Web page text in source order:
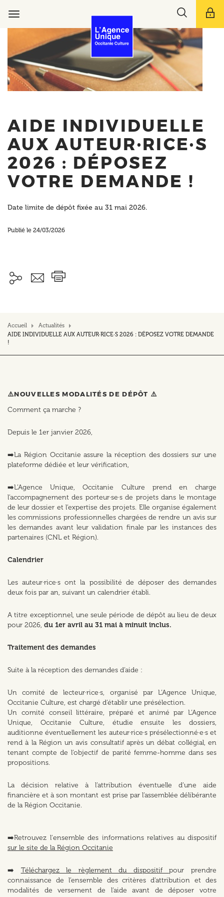
Toggle
bar
AIDE INDIVIDUELLE
AUX AUTEUR·RICE·S
2026 : DÉPOSEZ
VOTRE DEMANDE !
Date limite de dépôt fixée au 31 mai 2026.
Publié le 24/03/2026
Accueil
Actualités
AIDE INDIVIDUELLE AUX AUTEUR·RICE·S 2026 : DÉPOSEZ VOTRE DEMANDE
!
⚠️NOUVELLES MODALITÉS DE DÉPÔT ⚠️
Comment ça marche ?
Depuis le 1er janvier 2026,
➡️La Région Occitanie assure la réception des dossiers sur une
plateforme dédiée et leur vérification,
➡️L’Agence Unique, Occitanie Culture prend en charge
l’accompagnement des porteur·se·s de projets dans le montage
de leur dossier et l’expertise des projets. Elle organise également
les commissions professionnelles chargées de rendre un avis sur
les demandes avant leur validation finale par les instances des
partenaires (CNL et Région).
Calendrier
Les auteur·rice·s ont la possibilité de déposer des demandes
deux fois par an, suivant un calendrier établi.
A titre exceptionnel, une seule période de dépôt au lieu de deux
pour 2026, du 1er avril au 31 mai à minuit inclus.
Traitement des demandes
Suite à la réception des demandes d’aide :
Un comité de lecteur·rice·s, organisé par L’Agence Unique,
Occitanie Culture, est chargé d’établir une présélection.
Un comité conseil littéraire, préparé et animé par L’Agence
Unique, Occitanie Culture, étudie ensuite les dossiers,
auditionne éventuellement les auteur·rice·s présélectionné·e·s et
rend à la Région un avis consultatif après un débat collégial, en
tenant compte de l’objectif de parité femme-homme dans ses
propositions.
La décision relative à l’attribution éventuelle d’une aide
financière et à son montant est prise par l’assemblée délibérante
de la Région Occitanie.
➡️Retrouvez l'ensemble des informations relatives au dispositif
sur le site de la Région Occitanie
➡️ Téléchargez le règlement du dispositifpour prendre
connaissance de l’ensemble des critères d’attribution et des
modalités de versement de l’aide avant de déposer votre